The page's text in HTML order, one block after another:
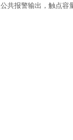
共报警输出，触点容